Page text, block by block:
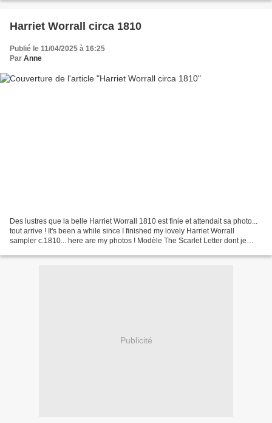
Harriet Worrall circa 1810
Publié le 11/04/2025 à 16:25
Par Anne
Des lustres que la belle Harriet Worrall 1810 est finie et attendait sa photo...
tout arrive ! It's been a while since I finished my lovely Harriet Worrall
sampler c.1810... here are my photos ! Modèle The Scarlet Letter dont je
Publicité